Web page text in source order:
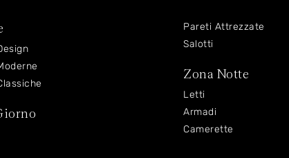
Pareti Attrezzate
Salotti
Zona Notte
Letti
Armadi
Camerette